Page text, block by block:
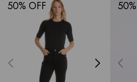
50 50